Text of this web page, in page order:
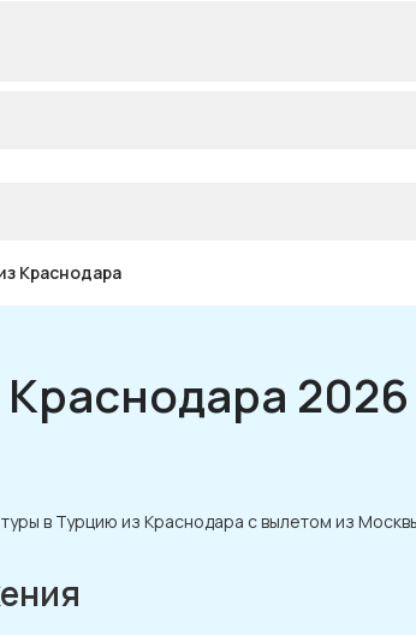
Краснодара
2026
в Турцию из Краснодара с вылетом из